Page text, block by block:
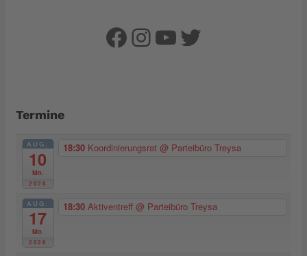
Facebook
Instagram
YouTube
Twitter
Termine
AUG.
10
Mo.
2026
18:30 Koordinierungsrat @ Parteibüro Treysa
AUG.
17
Mo.
2026
18:30 Aktiventreff @ Parteibüro Treysa